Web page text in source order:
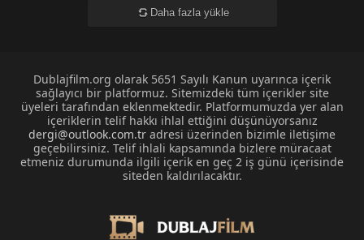
Daha fazla yükle
Dublajfilm.org olarak 5651 Sayılı Kanun uyarınca içerik
sağlayıcı bir platformuz. Sitemizdeki tüm içerikler site
üyeleri tarafından eklenmektedir. Platformumuzda yer alan
içeriklerin telif hakkı ihlal ettiğini düşünüyorsanız
dergi@outlook.com.tr adresi üzerinden bizimle iletişime
geçebilirsiniz. Telif ihlali kapsamında bizlere müracaat
etmeniz durumunda ilgili içerik en geç 2 iş günü içerisinde
siteden kaldırılacaktır.